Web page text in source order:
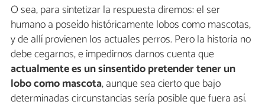
O sea, para sintetizar la respuesta diremos: el ser
humano a poseído históricamente lobos como mascotas,
y de allí provienen los actuales perros. Pero la historia no
debe cegarnos, e impedirnos darnos cuenta que
actualmentees un sinsentido pretender tener un
lobocomo mascota, aunque sea cierto que bajo
determinadas circunstancias sería posible que fuera así.